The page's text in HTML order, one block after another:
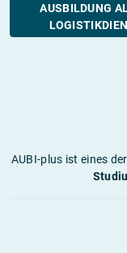
AUSBILDUNG
AUBI-plus ist eines